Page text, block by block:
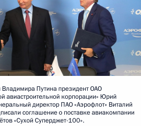
Владимира Путина президент ОАО
авиастроительной корпорации» Юрий
директор ПАО «Аэрофлот» Виталий
соглашение о поставке авиакомпании
«Сухой Суперджет-100».